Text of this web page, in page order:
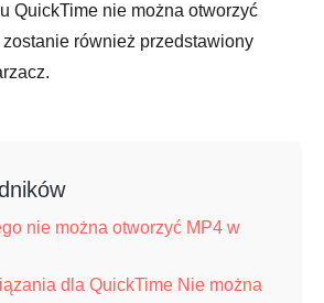
QuickTime nie można otworzyć
również przedstawiony
nie można otworzyć MP4 w
dla QuickTime Nie można